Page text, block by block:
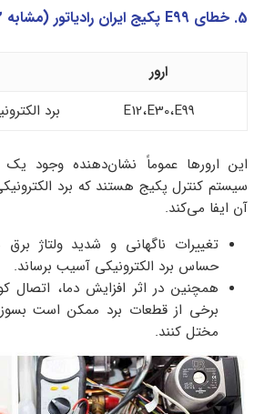
5. خطای E99 پکیج ایران رادیاتور (مشابه E12 و E30)
ارور
E12،E30،E99
برد
این ارورها عموماً نشان‌دهنده وجود
سیستم کنترل پکیج هستند که برد
آن ایفا می‌کند.
تغییرات ناگهانی و شدید ولتاژ
حساس برد الکترونیکی آسیب برساند.
همچنین در اثر افزایش دما، اتصال
برخی از قطعات برد ممکن است
مختل کنند.